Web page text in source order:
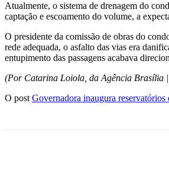
Atualmente, o sistema de drenagem do
captação e escoamento do volume, a
O presidente da comissão de obras do
rede adequada, o asfalto das vias era
entupimento das passagens acabava
(Por Catarina Loiola, da Agência Brasília
O post Governadora inaugura reservatórios